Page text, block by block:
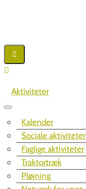
Aktiviteter
Kalender
Sociale aktiviteter
Faglige aktiviteter
Traktortræk
Pløjning